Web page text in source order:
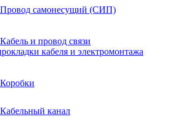
Провод самонесущий (СИП)
Кабель и провод связи
кабеля и электромонтажа
Коробки
Кабельный канал